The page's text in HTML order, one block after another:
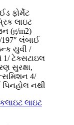
ફોર્મેટ
લાઇટ
(g/m2)
197″ લંબાઈ
યુવી /
1/ ટેક્સટાઇલ
સુરક્ષા,
4/
નથી